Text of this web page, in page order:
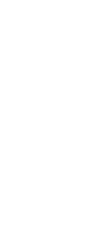
sur
différentes